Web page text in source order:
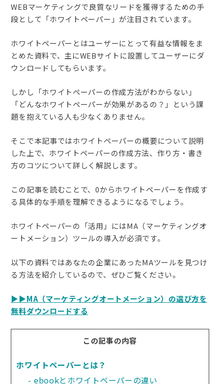
WEBマーケティングで良質なリードを獲得するための手
段として「ホワイトペーパー」が注目されています。
ホワイトペーパーとはユーザーにとって有益な情報をま
とめた資料で、主にWEBサイトに設置してユーザーにダ
ウンロードしてもらいます。
しかし「ホワイトペーパーの作成方法がわからない」
「どんなホワイトペーパーが効果があるの？」という課
題を抱えている人も少なくありません。
そこで本記事ではホワイトペーパーの概要について説明
した上で、ホワイトペーパーの作成方法、作り方・書き
方のコツについて詳しく解説します。
この記事を読むことで、0からホワイトペーパーを作成す
る具体的な手順を理解できるようになるでしょう。
ホワイトペーパーの「活用」にはMA（マーケティングオ
ートメーション）ツールの導入が必須です。
以下の資料ではあなたの企業にあったMAツールを見つけ
る方法を紹介しているので、ぜひご覧ください。
▶︎▶︎MA（マーケティングオートメーション）の選び方を
無料ダウンロードする
この記事の内容
ホワイトペーパーとは？
ebookとホワイトペーパーの違い